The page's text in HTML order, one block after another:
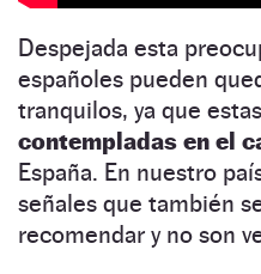
Despejada esta
españoles pueden
tranquilos, ya que
contempladas en el
España. En nuestro
señales que también
recomendar y no son